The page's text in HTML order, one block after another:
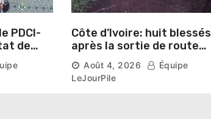
PDCI-
«
Côte d’Ivoire: huit blessés
après la sortie de route
d’un car près de
Ferkessédougou
Août 4, 2026
Équipe
LeJourPile